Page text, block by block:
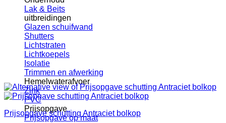
Lak & Beits
uitbreidingen
Glazen schuifwand
Shutters
Lichtstraten
Lichtkoepels
Isolatie
Trimmen en afwerking
Hemelwaterafvoer
Zink
PVC
Prijsopgave
Prijsopgave op maat
Prijsopgave schutting Antraciet bolkop